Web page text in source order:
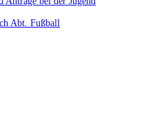
Abt. Fußball